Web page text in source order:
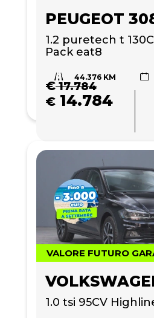
PEUGEOT
1.2 puretech t
Pack eat8
44.376 KM
€17.784
€ 14.784
VALORE FUTURO
1.0 tsi 95CV